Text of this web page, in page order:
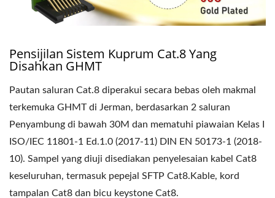
Pensijilan Sistem Kuprum Cat.8 Yang
Disahkan GHMT
Pautan saluran Cat.8 diperakui secara bebas oleh makmal
terkemuka GHMT di Jerman, berdasarkan 2 saluran
Penyambung di bawah 30M dan mematuhi piawaian Kelas I
ISO/IEC 11801-1 Ed.1.0 (2017-11) DIN EN 50173-1 (2018-
10). Sampel yang diuji disediakan penyelesaian kabel Cat8
keseluruhan, termasuk pepejal SFTP Cat8.Kable, kord
tampalan Cat8 dan bicu keystone Cat8.